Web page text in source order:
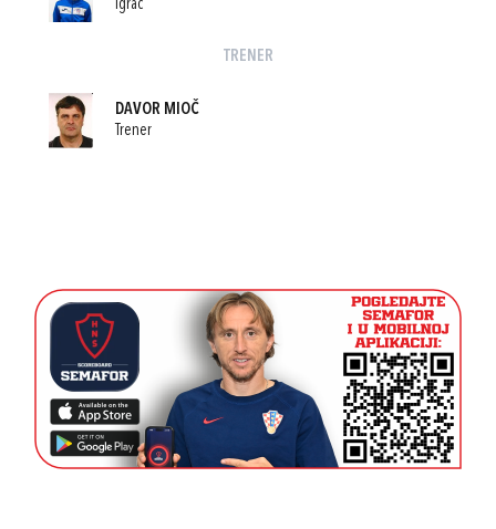
Igrač
TRENER
DAVOR MIOČ
Trener